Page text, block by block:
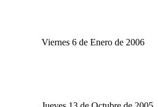
Viernes 6 de Enero de 2006